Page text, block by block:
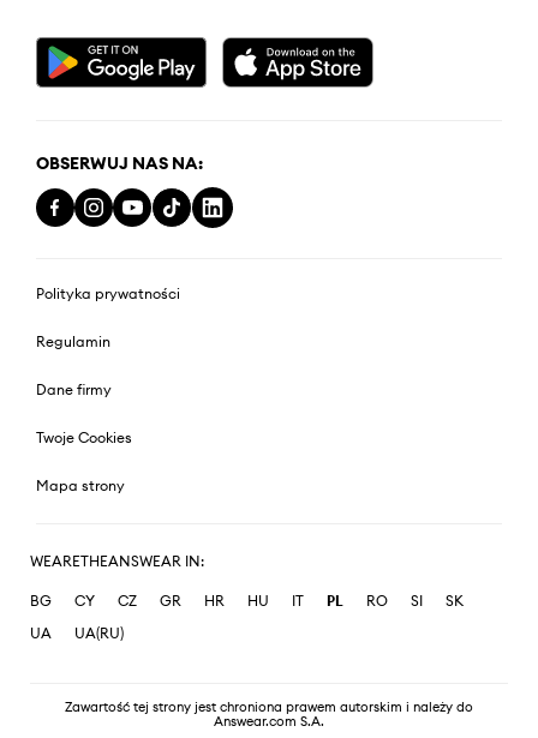
OBSERWUJ NAS NA:
Polityka prywatności
Regulamin
Dane firmy
Twoje Cookies
Mapa strony
WEARETHEANSWEAR IN:
BG CY CZ GR HR HU IT PL RO SI
SK
UA
UA(RU)
Zawartość tej strony jest chroniona prawem autorskim i należy do
Answear.com S.A.